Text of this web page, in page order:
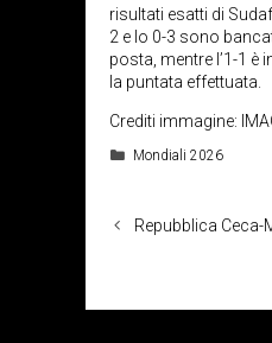
risultati esatti di
2 e lo 0-3 sono
posta, mentre l’1-1 è
la puntata effettuata.
Crediti immagine:
Categorie
Mondiali 2026
Repubblica